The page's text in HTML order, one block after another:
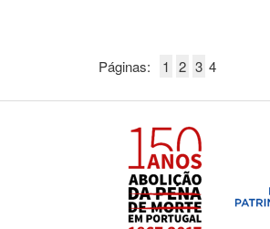
Páginas: 1 2 3 4